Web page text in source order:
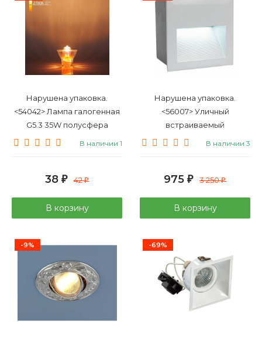
Нарушена упаковка.
<54042> Лампа галогенная
G5.3 35W полусфера
прозрачная
MR11 220V35W (BХ107)
В наличии 1
38 ₽ 42₽
В корзину
Нарушена упаковка.
<56007> Уличный
встраиваемый
светодиодный светильник
В наличии 3
975 ₽ 3 250₽
В корзину
-9% -69%